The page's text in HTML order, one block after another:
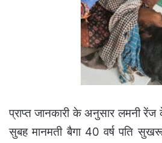
प्राप्त जानकारी के अनुसार लमनी
सुबह मानमती बैगा 40 वर्ष पति